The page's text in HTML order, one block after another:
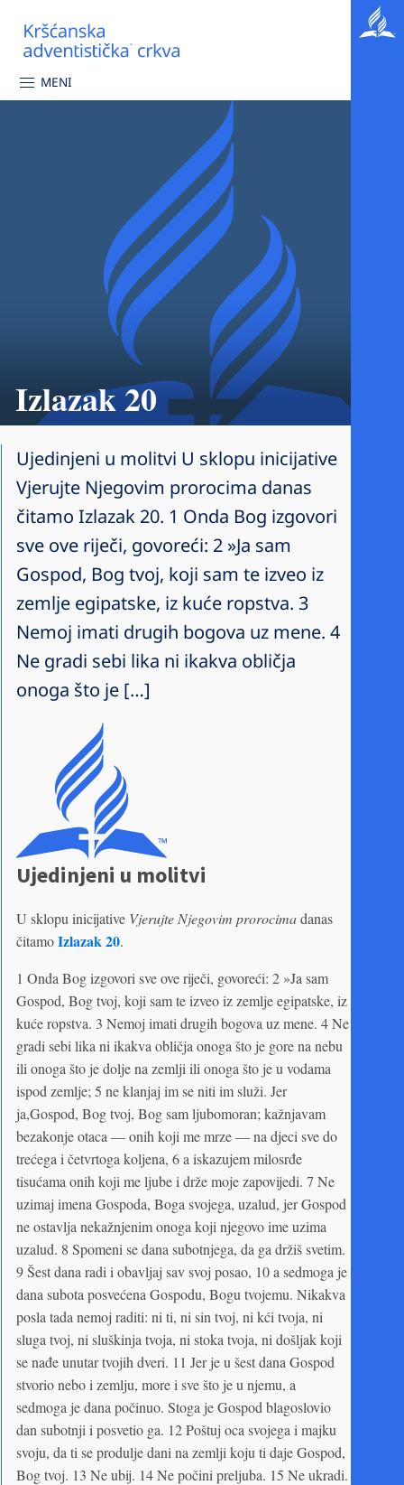
MENI
Izlazak 20
Ujedinjeni u molitvi U sklopu inicijative
Vjerujte Njegovim prorocima danas
čitamo Izlazak 20. 1 Onda Bog izgovori
sve ove riječi, govoreći: 2 »Ja sam
Gospod, Bog tvoj, koji sam te izveo iz
zemlje egipatske, iz kuće ropstva. 3
Nemoj imati drugih bogova uz mene. 4
Ne gradi sebi lika ni ikakva obličja
onoga što je […]
Ujedinjeni u molitvi
U sklopu inicijative Vjerujte Njegovim prorocimadanas
čitamoIzlazak 20.
1 Onda Bog izgovori sve ove riječi, govoreći: 2 »Ja sam
Gospod, Bog tvoj, koji sam te izveo iz zemlje egipatske, iz
kuće ropstva. 3 Nemoj imati drugih bogova uz mene. 4 Ne
gradi sebi lika ni ikakva obličja onoga što je gore na nebu
ili onoga što je dolje na zemlji ili onoga što je u vodama
ispod zemlje; 5 ne klanjaj im se niti im služi. Jer
ja,Gospod, Bog tvoj, Bog sam ljubomoran; kažnjavam
bezakonje otaca — onih koji me mrze — na djeci sve do
trećega i četvrtoga koljena, 6 a iskazujem milosrđe
tisućama onih koji me ljube i drže moje zapovijedi. 7 Ne
uzimaj imena Gospoda, Boga svojega, uzalud, jer Gospod
ne ostavlja nekažnjenim onoga koji njegovo ime uzima
uzalud. 8 Spomeni se dana subotnjega, da ga držiš svetim.
9 Šest dana radi i obavljaj sav svoj posao, 10 a sedmoga je
dana subota posvećena Gospodu, Bogu tvojemu. Nikakva
posla tada nemoj raditi: ni ti, ni sin tvoj, ni kći tvoja, ni
sluga tvoj, ni sluškinja tvoja, ni stoka tvoja, ni došljak koji
se nađe unutar tvojih dveri. 11 Jer je u šest dana Gospod
stvorio nebo i zemlju, more i sve što je u njemu, a
sedmoga je dana počinuo. Stoga je Gospod blagoslovio
dan subotnji i posvetio ga. 12 Poštuj oca svojega i majku
svoju, da ti se produlje dani na zemlji koju ti daje Gospod,
Bog tvoj. 13 Ne ubij. 14 Ne počini preljuba. 15 Ne ukradi.